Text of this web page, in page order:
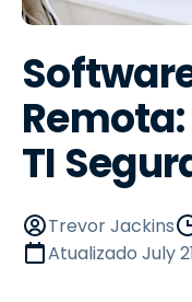
TI
Trevor Jackins
Atualizado July